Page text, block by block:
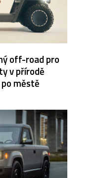
off-road pro
v přírodě
městě